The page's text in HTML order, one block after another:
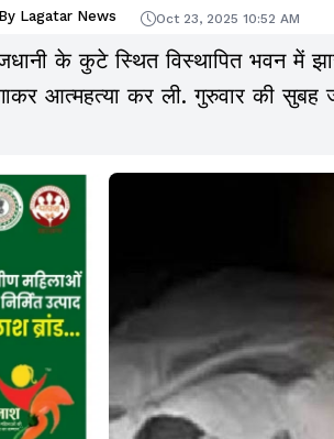
By Lagatar News Oct 23, 2025 10:52 AM
के कुटे स्थित विस्थापित भवन
आत्महत्या कर ली. गुरुवार की